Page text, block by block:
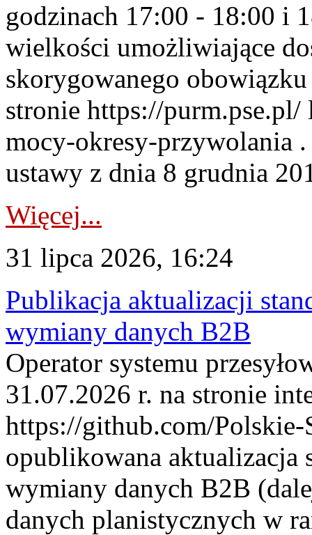
godzinach 17:00 - 18:00 i
wielkości umożliwiające
skorygowanego
stronie https://
mocy-okresy-przywolania
ustawy z dnia 8 grudnia
Więcej...
31 lipca 2026, 16:24
Publikacja aktualizacji
wymiany danych B2B
Operator systemu
31.07.2026 r. na stronie
https://github.com/Polskie-
opublikowana aktualizacja
wymiany danych B2B
danych planistycznych w